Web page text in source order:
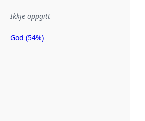
Ikkje oppgitt
Metadatakvalitet
God (54%)